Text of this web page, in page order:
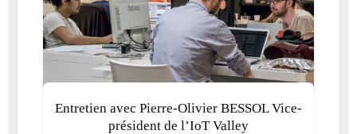
Entretien avec Pierre-Olivier BESSOL Vice-
président de l’IoT Valley